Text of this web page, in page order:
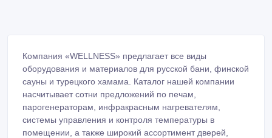
Компания «WELLNESS» предлагает все виды
оборудования и материалов для русской бани, финской
сауны и турецкого хамама. Каталог нашей компании
насчитывает сотни предложений по печам,
парогенераторам, инфракрасным нагревателям,
системы управления и контроля температуры в
помещении, а также широкий ассортимент дверей,